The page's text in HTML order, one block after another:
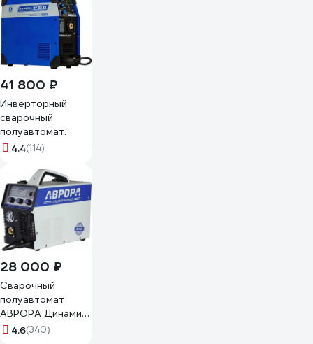
41 800 ₽
Инверторный
сварочный
полуавтомат
Aurora OVERMAN
4.4(114)
28 000 ₽
Сварочный
полуавтомат
АВРОРА Динамика
1800
4.6(340)